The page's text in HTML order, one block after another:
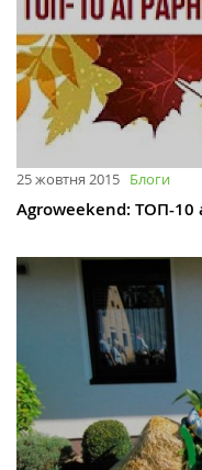
25 жовтня 2015 Блоги
Agroweekend: ТОП-10